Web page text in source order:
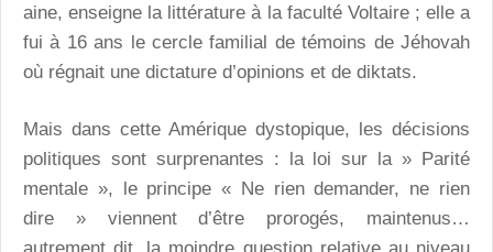
aine, enseigne la littérature à la faculté Voltaire ; elle a
fui à 16 ans le cercle familial de témoins de Jéhovah
où régnait une dictature d’opinions et de diktats.
Mais dans cette Amérique dystopique, les décisions
politiques sont surprenantes : la loi sur la » Parité
mentale », le principe « Ne rien demander, ne rien
dire » viennent d’être prorogés, maintenus…